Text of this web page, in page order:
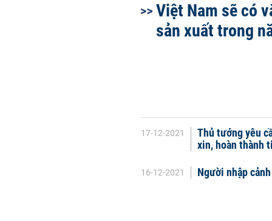
Việt Nam sẽ có
sản xuất trong
17-12-2021
Thủ tướng yêu
xin, hoàn thành
16-12-2021 Người nhập